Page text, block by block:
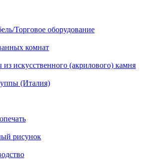
Торговое оборудование
комнат
искусственного (акрилового) камня
(Италия)
рисунок